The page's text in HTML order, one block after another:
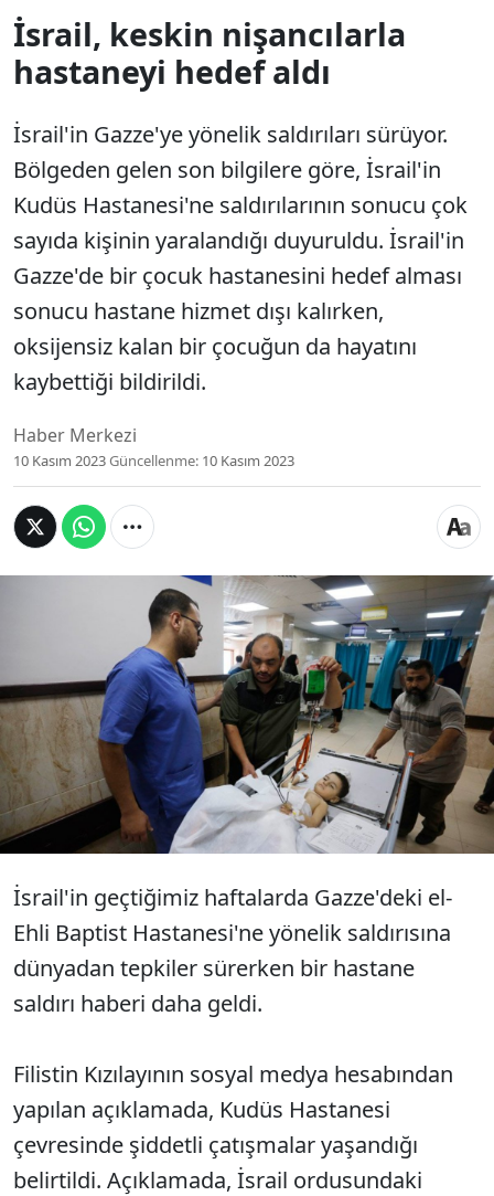
İsrail, keskin nişancılarla
hastaneyi hedef aldı
İsrail'in Gazze'ye yönelik saldırıları sürüyor.
Bölgeden gelen son bilgilere göre, İsrail'in
Kudüs Hastanesi'ne saldırılarının sonucu çok
sayıda kişinin yaralandığı duyuruldu. İsrail'in
Gazze'de bir çocuk hastanesini hedef alması
sonucu hastane hizmet dışı kalırken,
oksijensiz kalan bir çocuğun da hayatını
kaybettiği bildirildi.
Haber Merkezi
10 Kasım 2023Güncellenme: 10 Kasım 2023
İsrail'in Gazze'ye yönelik saldırıları sürüyor.
Bölgeden gelen son bilgilere göre, İsrail'in Kudüs
Hastanesi'ne saldırılarının sonucu çok sayıda
kişinin yaralandığı duyuruldu. İsrail'in Gazze'de
bir çocuk hastanesini hedef alması sonucu
hastane hizmet dışı kalırken, oksijensiz kalan bir
çocuğun da hayatını kaybettiği bildirildi.
İsrail'in geçtiğimiz haftalarda Gazze'deki el-
Ehli Baptist Hastanesi'ne yönelik saldırısına
dünyadan tepkiler sürerken bir hastane
saldırı haberi daha geldi.
Filistin Kızılayının sosyal medya hesabından
yapılan açıklamada, Kudüs Hastanesi
çevresinde şiddetli çatışmalar yaşandığı
belirtildi. Açıklamada, İsrail ordusundaki